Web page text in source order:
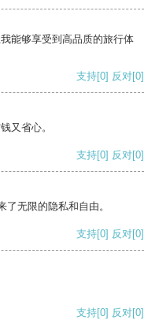
能够享受到高品质的旅行体
支持[0] 反对[0]
又省心。
支持[0] 反对[0]
无限的隐私和自由。
支持[0] 反对[0]
支持[0] 反对[0]